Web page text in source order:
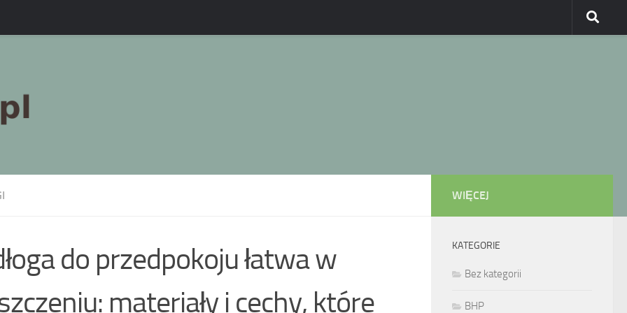
do przedpokoju łatwa w
materiały i cechy, które
WIĘCEJ
KATEGORIE
Bez kategorii
BHP